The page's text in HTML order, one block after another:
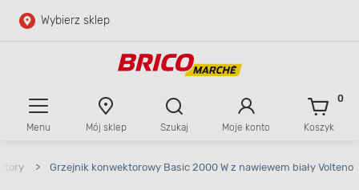
Przejdź do głównej zawartości
Wybierz sklep
Menu Mój sklep Szukaj Moje konto Koszyk
0
> Grzejnik konwektorowy Basic 2000 W z nawiewem biały Volteno